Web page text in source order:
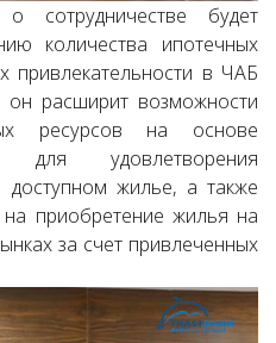
будет
количества ипотечных
в ЧАБ
он расширит возможности
ресурсов на основе
для удовлетворения
доступном жилье, а также
на приобретение жилья на
за счет привлеченных